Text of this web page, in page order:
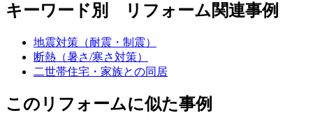
キーワード別 リフォーム関連事例
地震対策（耐震・制震）
断熱（暑さ/寒さ対策）
二世帯住宅・家族との同居
このリフォームに似た事例